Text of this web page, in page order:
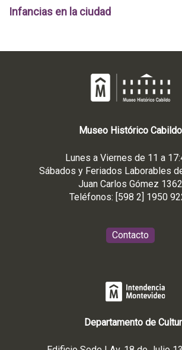
Infancias en la ciudad
Museo Histórico Cabildo
Lunes a Viernes de 11 a
Sábados y Feriados Laborables
Juan Carlos Gómez 1362
Teléfonos: [598 2] 1950
Contacto
Departamento de